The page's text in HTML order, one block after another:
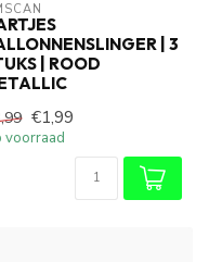
| 3
| ROOD
€1,99
voorraad